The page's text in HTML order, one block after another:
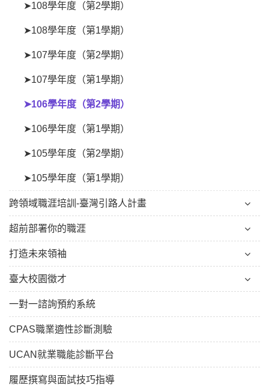
➤108學年度（第2學期）
➤108學年度（第1學期）
➤107學年度（第2學期）
➤107學年度（第1學期）
➤106學年度（第2學期）
➤106學年度（第1學期）
➤105學年度（第2學期）
➤105學年度（第1學期）
跨領域職涯培訓-臺灣引路人計畫
超前部署你的職涯
打造未來領袖
臺大校園徵才
一對一諮詢預約系統
CPAS職業適性診斷測驗
UCAN就業職能診斷平台
履歷撰寫與面試技巧指導